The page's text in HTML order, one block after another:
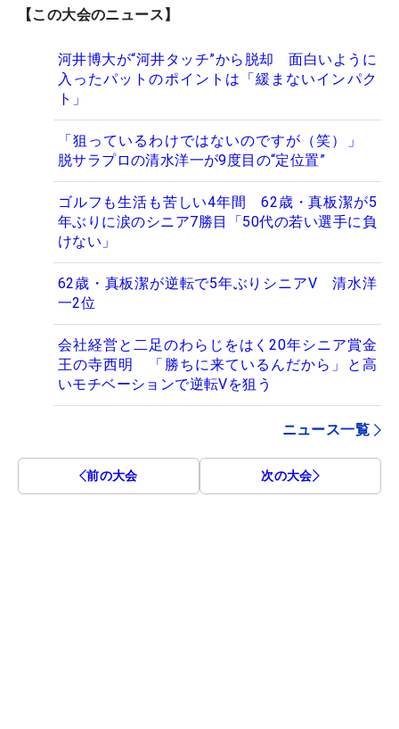
【この大会のニュース】
河井博大が“河井タッチ”から脱却 面白いように
入ったパットのポイントは「緩まないインパク
ト」
「狙っているわけではないのですが（笑）」
脱サラプロの清水洋一が9度目の“定位置”
ゴルフも生活も苦しい4年間 62歳・真板潔が5
年ぶりに涙のシニア7勝目「50代の若い選手に負
けない」
62歳・真板潔が逆転で5年ぶりシニアV 清水洋
一2位
会社経営と二足のわらじをはく20年シニア賞金
王の寺西明 「勝ちに来ているんだから」と高
いモチベーションで逆転Vを狙う
ニュース一覧
前の大会 次の大会